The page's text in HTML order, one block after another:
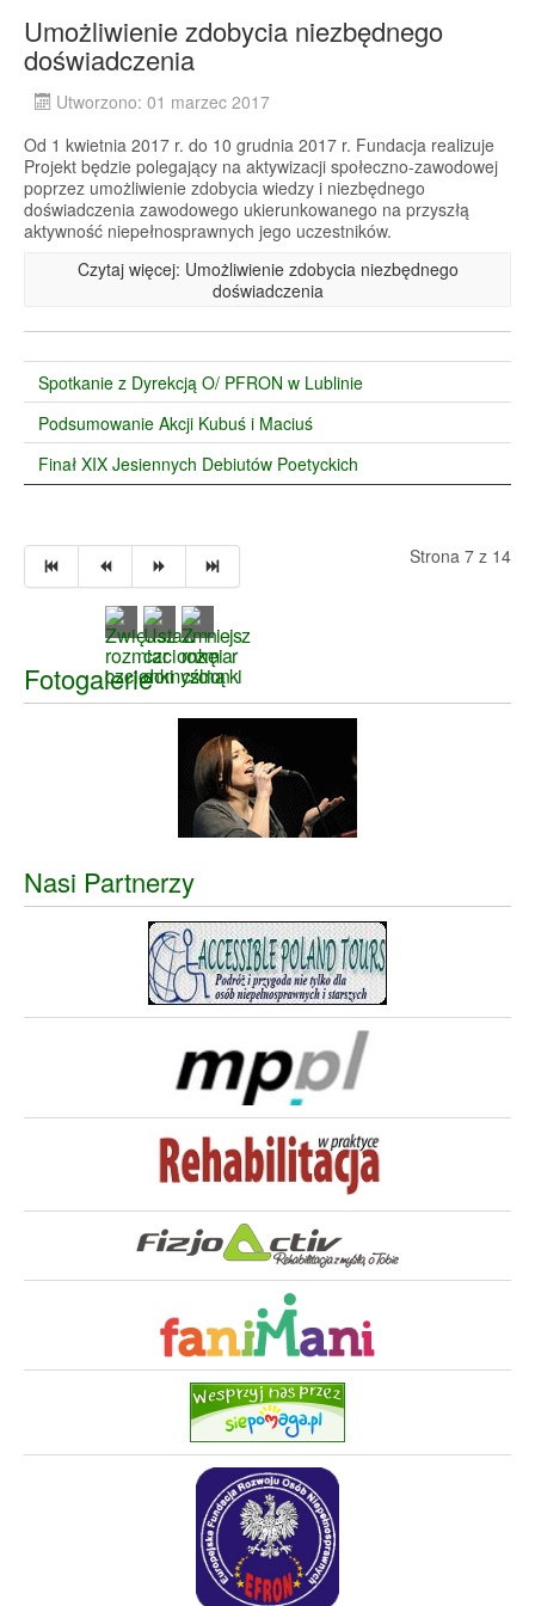
Umożliwienie zdobycia niezbędnego
doświadczenia
Utworzono: 01 marzec 2017
Od 1 kwietnia 2017 r. do 10 grudnia 2017 r. Fundacja realizuje
Projekt będzie polegający na aktywizacji społeczno-zawodowej
poprzez umożliwienie zdobycia wiedzy i niezbędnego
doświadczenia zawodowego ukierunkowanego na przyszłą
aktywność niepełnosprawnych jego uczestników.
Czytaj więcej: Umożliwienie zdobycia niezbędnego
doświadczenia
Spotkanie z Dyrekcją O/ PFRON w Lublinie
Podsumowanie Akcji Kubuś i Maciuś
Finał XIX Jesiennych Debiutów Poetyckich
Strona 7 z 14
Fotogalerie
Nasi Partnerzy